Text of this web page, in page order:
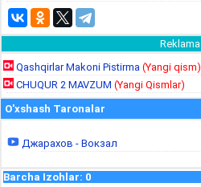
Reklama
Qashqirlar Makoni Pistirma (Yangi qism)
CHUQUR 2 MAVZUM (Yangi Qismlar)
O'xshash Taronalar
Джарахов - Вокзал
Barcha Izohlar: 0